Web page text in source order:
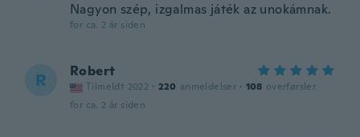
Nagyon szép, izgalmas játék az unokámnak.
for ca. 2 år siden
R Robert
Tilmeldt 2022 · 220 anmeldelser · 108 overførsler
for ca. 2 år siden